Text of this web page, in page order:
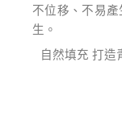
不位移、不易
生。
自然填充 打造